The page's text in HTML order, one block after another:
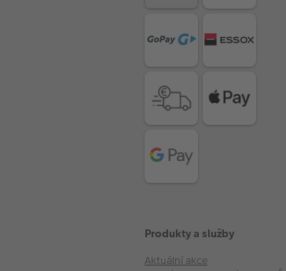
Produkty a služby
Aktuální akce